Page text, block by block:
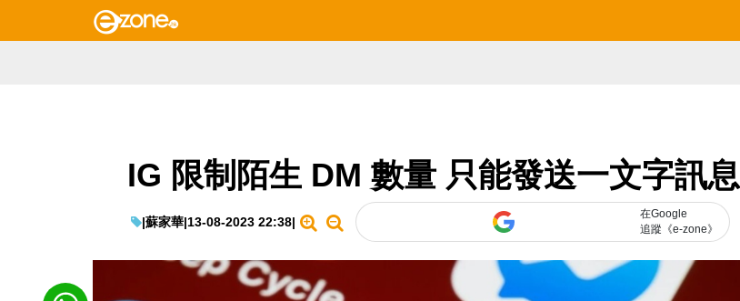
IG 限制陌生 DM 數量 只能發送一文字訊息
|蘇家華|13-08-2023 22:38|
在Google
追蹤《e-zone》